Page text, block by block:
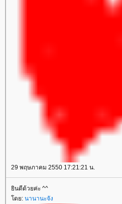
29 พฤษภาคม 2550 17:21:21 น.
ินดีด้วยค่ะ ^^
ดย: นานานะจัง